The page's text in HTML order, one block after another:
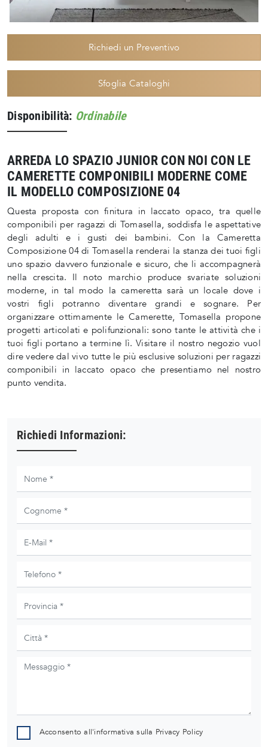
Richiedi un Preventivo
Sfoglia Cataloghi
Disponibilità: Ordinabile
ARREDA LO SPAZIO JUNIOR CON NOI CON LE
CAMERETTE COMPONIBILI MODERNE COME
IL MODELLO COMPOSIZIONE 04
Questa proposta con finitura in laccato opaco, tra quelle
componibili per ragazzi di Tomasella, soddisfa le aspettative
degli adulti e i gusti dei bambini. Con la Cameretta
Composizione 04 di Tomasella renderai la stanza dei tuoi figli
uno spazio davvero funzionale e sicuro, che li accompagnerà
nella crescita. Il noto marchio produce svariate soluzioni
moderne, in tal modo la cameretta sarà un locale dove i
vostri figli potranno diventare grandi e sognare. Per
organizzare ottimamente le Camerette, Tomasella propone
progetti articolati e polifunzionali: sono tante le attività che i
tuoi figli portano a termine lì. Visitare il nostro negozio vuol
dire vedere dal vivo tutte le più esclusive soluzioni per ragazzi
componibili in laccato opaco che presentiamo nel nostro
punto vendita.
Richiedi Informazioni:
Acconsento all'informativa sulla Privacy Policy